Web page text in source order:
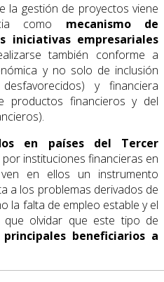
la gestión de proyectos viene
como mecanismo de
iniciativas empresariales
también conforme a
y no solo de inclusión
y financiera
productos financieros y del
en países del Tercer
instituciones financieras en
en ellos un instrumento
a los problemas derivados de
la falta de empleo estable y el
que olvidar que este tipo de
beneficiarios a